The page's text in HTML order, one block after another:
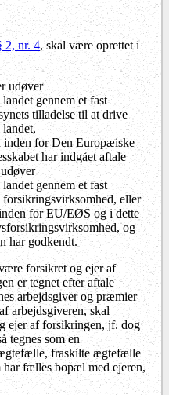
2, nr. 4, skal være oprettet i
udøver
gennem et fast
tilladelse til at drive
inden for Den Europæiske
har indgået aftale
gennem et fast
eller
for EU/EØS og i dette
og
har godkendt.
forsikret og ejer af
er tegnet efter aftale
arbejdsgiver og præmier
arbejdsgiveren, skal
ejer af forsikringen, jf. dog
tegnes som en
ægtefælle, fraskilte ægtefælle
har fælles bopæl med ejeren,